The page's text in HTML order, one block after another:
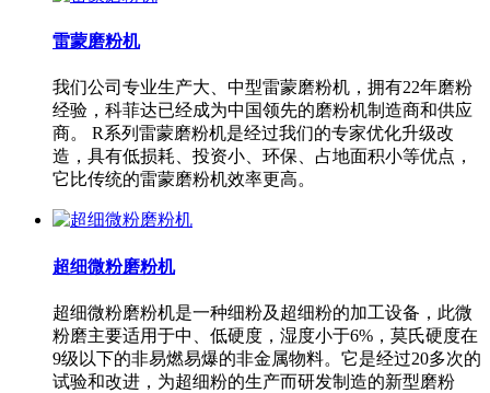
雷蒙磨粉机
我们公司专业生产大、中型雷蒙磨粉机，拥有22年磨粉
经验，科菲达已经成为中国领先的磨粉机制造商和供应
商。 R系列雷蒙磨粉机是经过我们的专家优化升级改
造，具有低损耗、投资小、环保、占地面积小等优点，
它比传统的雷蒙磨粉机效率更高。
超细微粉磨粉机
超细微粉磨粉机是一种细粉及超细粉的加工设备，此微
粉磨主要适用于中、低硬度，湿度小于6%，莫氏硬度在
9级以下的非易燃易爆的非金属物料。它是经过20多次的
试验和改进，为超细粉的生产而研发制造的新型磨粉